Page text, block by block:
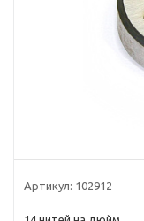
Артикул: 102912